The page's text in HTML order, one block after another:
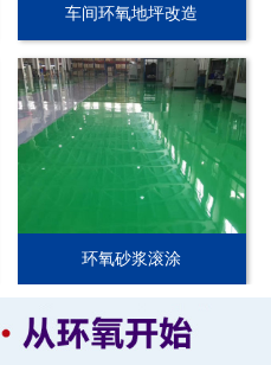
车间环氧地坪改造
环氧砂浆滚涂